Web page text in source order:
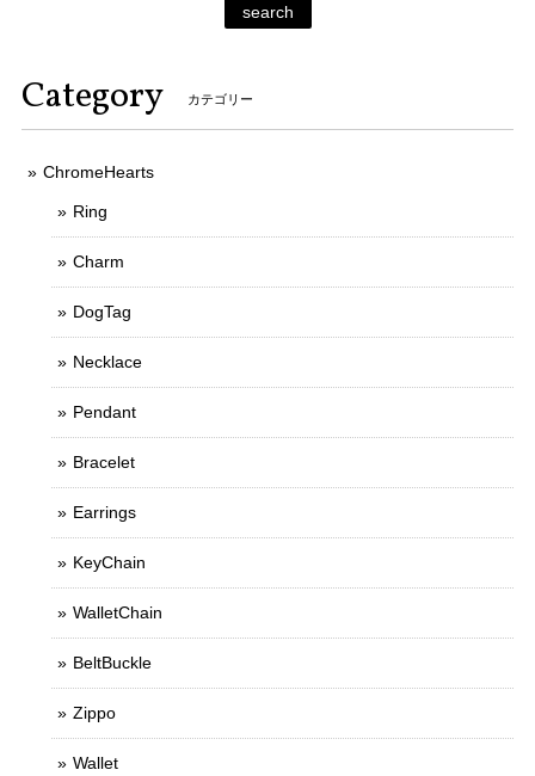
search
Category カテゴリー
ChromeHearts
Ring
Charm
DogTag
Necklace
Pendant
Bracelet
Earrings
KeyChain
WalletChain
BeltBuckle
Zippo
Wallet